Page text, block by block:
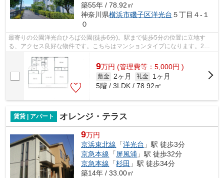
築55年 / 78.92㎡
神奈川県横浜市磯子区洋光台 ５丁目４-１
０
最寄りの公園洋光台ひろば公園(徒歩6分)。駅まで徒歩5分の位置に立地す
る、アクセス良好な物件です。こちらはマンションタイプになります。2駅
利用可能な物件なので、交通経路を選ぶこ...
9万円 (管理費等：5,000円 )
敷金 2ヶ月 礼金
1ヶ月
5階 / 3LDK / 78.92㎡
賃貸 | アパート オレンジ・テラス
9万円
京浜東北線 「洋光台 」駅 徒歩3分
京急本線 「屏風浦 」駅 徒歩32分
京急本線 「杉田 」駅 徒歩34分
築14年 / 33.00㎡